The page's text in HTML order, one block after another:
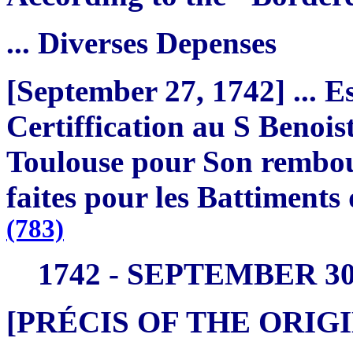
... Diverses Depenses
[September 27, 1742] ...
Certiffication au S
Toulouse pour Son
faites pour les
(783)
1742 - SEPTEMBER
[PRÉCIS OF THE